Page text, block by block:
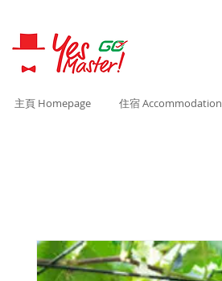
主頁 Homepage 住宿 Accommodation